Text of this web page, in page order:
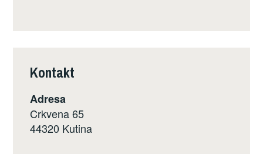
Kontakt
Adresa
Crkvena 65
44320 Kutina